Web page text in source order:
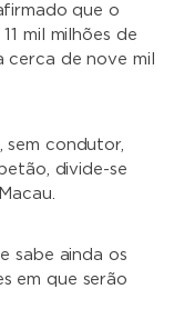
que o
mil milhões de
de nove mil
sem condutor,
divide-se
sabe ainda os
em que serão